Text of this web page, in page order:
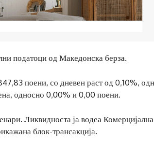
податоци од Македонска берза.
поени, со дневен раст од 0,10%,
односно 0,00% и 0,00 поени.
Ликвидноста ја водеа
блок-трансакција.